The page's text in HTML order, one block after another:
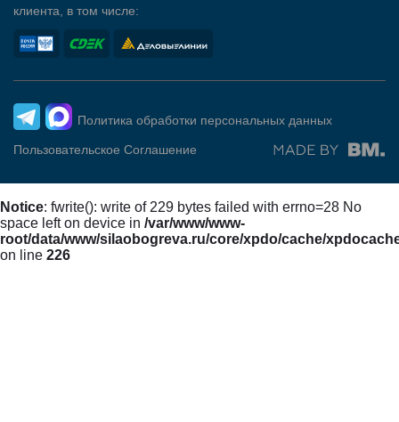
клиента, в том числе:
Политика обработки персональных данных
Пользовательское Соглашение
Notice: fwrite(): write of 229 bytes failed with errno=28 No
space left on device in /var/www/www-
root/data/www/silaobogreva.ru/core/xpdo/cache/
on line 226